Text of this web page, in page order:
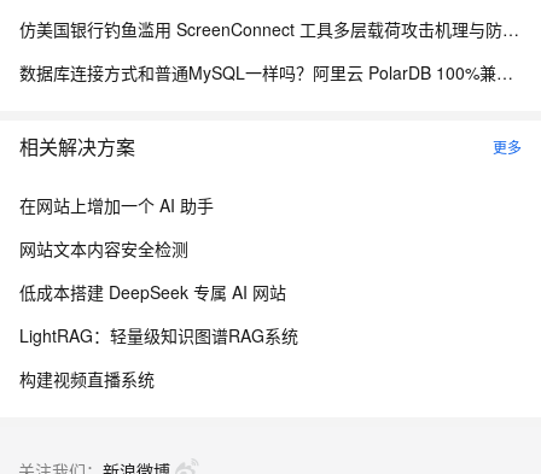
仿美国银行钓鱼滥用 ScreenConnect 工具多层载荷攻击机理与防御体系研究
数据库连接方式和普通MySQL一样吗？阿里云 PolarDB 100%兼容MySQL连接协议详解
相关解决方案 更多
在网站上增加一个 AI 助手
网站文本内容安全检测
低成本搭建 DeepSeek 专属 AI 网站
LightRAG：轻量级知识图谱RAG系统
构建视频直播系统